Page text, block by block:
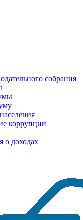
собрания
коррупции
о доходах